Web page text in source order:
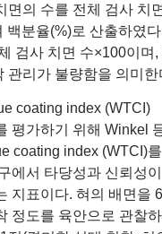
면의 수를 전체 검사 치
백분율(%)로 산출하였
검사 치면 수×100이며,
관리가 불량함을 의미한
coating index (WTCI)
평가하기 위해 Winkel
coating index (WTCI)
에서 타당성과 신뢰성
지표이다. 혀의 배면을
정도를 육안으로 관찰